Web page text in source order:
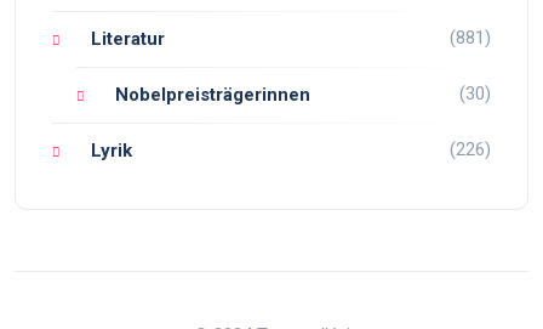
Literatur (881)
Nobelpreisträgerinnen (30)
Lyrik (226)